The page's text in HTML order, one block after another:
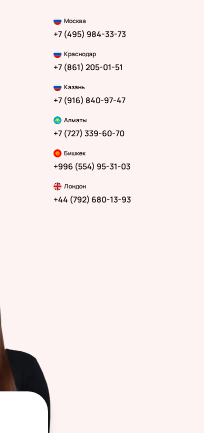
Москва
+7 (495) 984-33-73
Краснодар
+7 (861) 205-01-51
Казань
+7 (916) 840-97-47
Алматы
+7 (727) 339-60-70
Бишкек
+996 (554) 95-31-03
Лондон
+44 (792) 680-13-93